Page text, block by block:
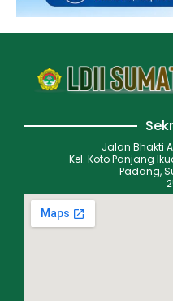
Jalan Bhakti
Kel. Koto Panjang
Padang,